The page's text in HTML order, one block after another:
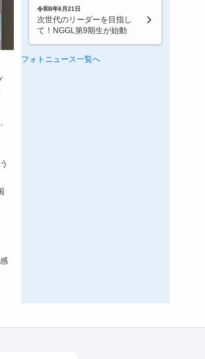
令和8年6月21日
次世代のリーダーを目指し
て！NGGL第9期生が始動
フォトニュース一覧へ